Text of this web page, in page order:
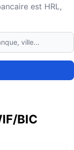
est HRL,
BIC